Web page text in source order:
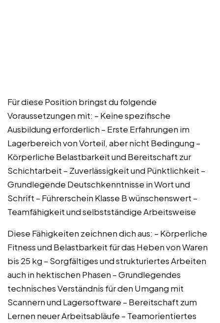
Für diese Position bringst du folgende
Voraussetzungen mit: – Keine spezifische
Ausbildung erforderlich – Erste Erfahrungen im
Lagerbereich von Vorteil, aber nicht Bedingung –
Körperliche Belastbarkeit und Bereitschaft zur
Schichtarbeit – Zuverlässigkeit und Pünktlichkeit –
Grundlegende Deutschkenntnisse in Wort und
Schrift – Führerschein Klasse B wünschenswert –
Teamfähigkeit und selbstständige Arbeitsweise
Diese Fähigkeiten zeichnen dich aus: – Körperliche
Fitness und Belastbarkeit für das Heben von Waren
bis 25 kg – Sorgfältiges und strukturiertes Arbeiten
auch in hektischen Phasen – Grundlegendes
technisches Verständnis für den Umgang mit
Scannern und Lagersoftware – Bereitschaft zum
Lernen neuer Arbeitsabläufe – Teamorientiertes